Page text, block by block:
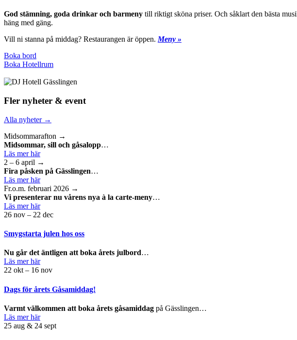
God stämning, goda drinkar och barmeny till riktigt sköna priser. Och såklart den bästa
häng med gäng.
Vill ni stanna på middag? Restaurangen är öppen.Meny »
Boka bord
Boka Hotellrum
Fler nyheter & event
Alla nyheter →
Midsommarafton →
Midsommar, sill och gåsalopp…
Läs mer här
2 – 6 april →
Fira påsken på Gässlingen…
Läs mer här
Fr.o.m. februari 2026 →
Vi presenterar nu vårens nya à la carte-meny…
Läs mer här
26 nov – 22 dec
Smygstarta julen hos oss
Nu går det äntligen att boka årets julbord…
Läs mer här
22 okt – 16 nov
Dags för årets Gåsamiddag!
Varmt välkommen att boka årets gåsamiddag på Gässlingen…
Läs mer här
25 aug & 24 sept